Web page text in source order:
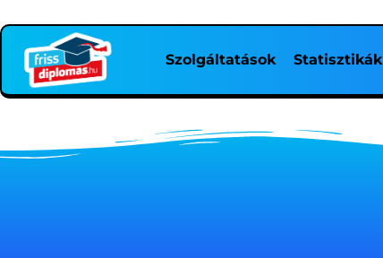
Szolgáltatások Statisztikák